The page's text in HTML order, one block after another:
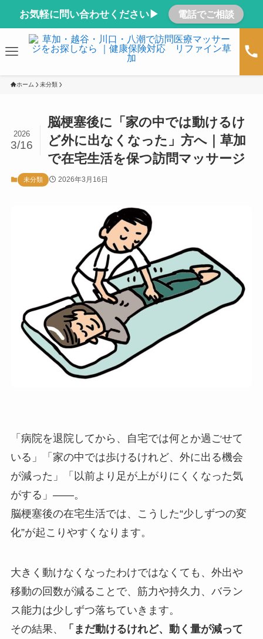
お気軽に問い合わせください▶ 電話でご相談
ホーム 未分類
脳梗塞後に「家の中では動けるけ
ど外に出なくなった」方へ｜草加
で在宅生活を保つ訪問マッサージ
2026
3/16
未分類 2026年3月16日
「病院を退院してから、自宅では何とか過ごせて
いる」「家の中では歩けるけれど、外に出る機会
が減った」「以前より足が上がりにくくなった気
がする」――。
脳梗塞後の在宅生活では、こうした“少しずつの変
化”が起こりやすくなります。
大きく動けなくなったわけではなくても、外出や
移動の回数が減ることで、筋力や持久力、バラン
ス能力は少しずつ落ちていきます。
その結果、
「まだ動けるけれど、動く量が減って